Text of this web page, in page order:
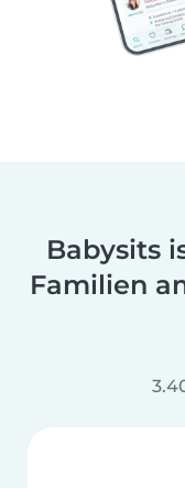
Babysits
Familien